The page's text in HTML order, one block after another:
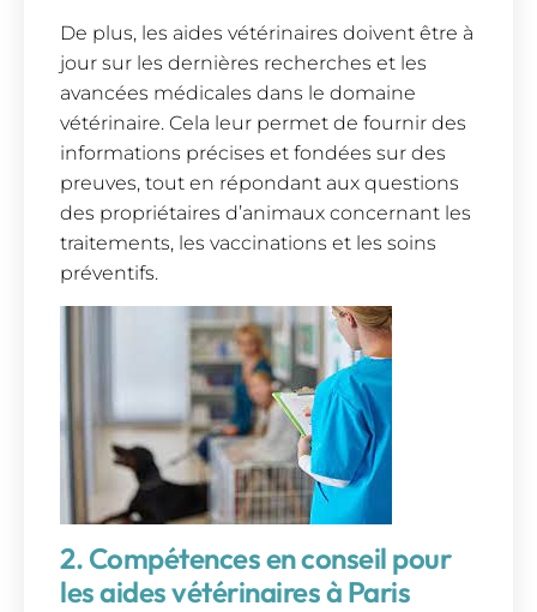
De plus, les aides vétérinaires doivent être à
jour sur les dernières recherches et les
avancées médicales dans le domaine
vétérinaire. Cela leur permet de fournir des
informations précises et fondées sur des
preuves, tout en répondant aux questions
des propriétaires d’animaux concernant les
traitements, les vaccinations et les soins
préventifs.
2. Compétences en conseil pour
les aides vétérinaires à Paris